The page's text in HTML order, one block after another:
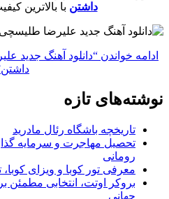
داشتن با بالاترین
ادامه خواندن “دانلود آهنگ جدید
نوشته‌های تازه
تاریخچه باشگاه رئال مادرید
تحصیل مهاجرت و سرمایه
رومانی
معرفی تور کوبا و ویزای
بروکر اوتت، انتخابی مطمئن
جهانی